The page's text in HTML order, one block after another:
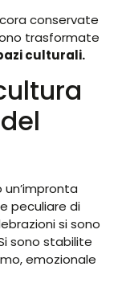
conservate
trasformate
culturali.
peculiare di
si sono
sono stabilite
emozionale